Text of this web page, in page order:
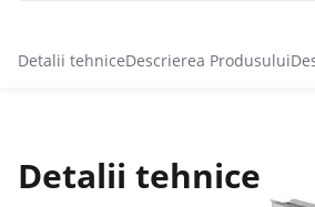
Detalii tehniceDescrierea Produsului
Detalii tehnice